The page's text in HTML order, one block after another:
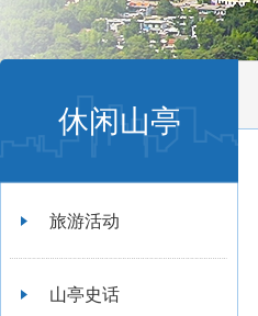
休闲山亭
旅游活动
山亭史话